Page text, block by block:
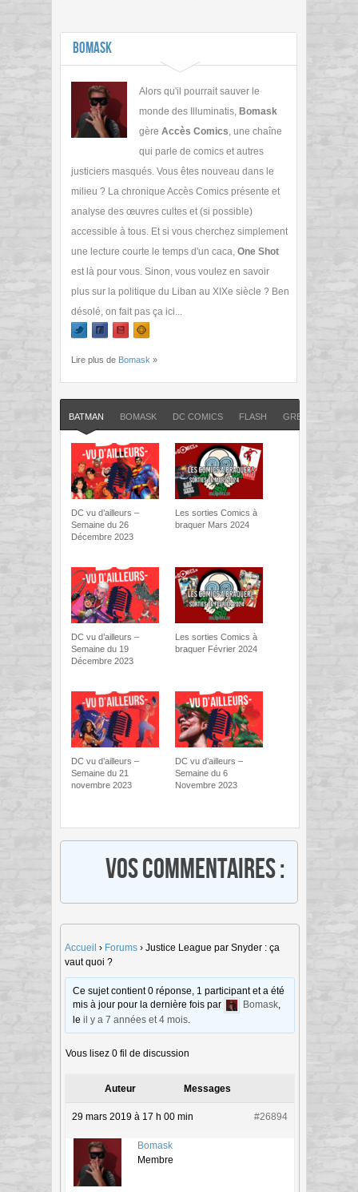
Bomask
Alors qu'il pourrait sauver le
monde des Illuminatis, Bomask
gère Accès Comics, une chaîne
qui parle de comics et autres
justiciers masqués. Vous êtes nouveau dans le
milieu ? La chronique Accès Comics présente et
analyse des œuvres cultes et (si possible)
accessible à tous. Et si vous cherchez simplement
une lecture courte le temps d'un caca, One Shot
est là pour vous. Sinon, vous voulez en savoir
plus sur la politique du Liban au XIXe siècle ? Ben
désolé, on fait pas ça ici...
Lire plus de Bomask »
BATMAN BOMASK DC COMICS FLASH GREEN LANTERN
DC vu d’ailleurs –
Semaine du 26
Décembre 2023
Les sorties Comics à
braquer Mars 2024
DC vu d’ailleurs –
Semaine du 19
Décembre 2023
Les sorties Comics à
braquer Février 2024
DC vu d’ailleurs –
Semaine du 21
novembre 2023
DC vu d’ailleurs –
Semaine du 6
Novembre 2023
Vos commentaires :
Accueil › Forums › Justice League par Snyder : ça
vaut quoi ?
Ce sujet contient 0 réponse, 1 participant et a été
mis à jour pour la dernière fois par
Bomask,
leil y a 7 années et 4 mois.
Vous lisez 0 fil de discussion
Auteur Messages
29 mars 2019 à 17 h 00 min #26894
Bomask
Membre